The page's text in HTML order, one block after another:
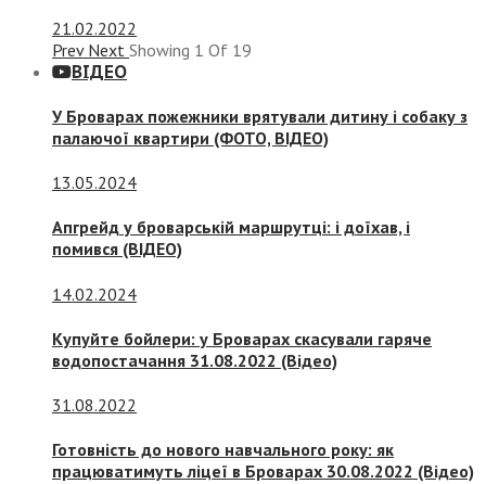
21.02.2022
Prev Next Showing 1 Of 19
ВІДЕО
У Броварах пожежники врятували дитину і собаку з
палаючої квартири (ФОТО, ВІДЕО)
13.05.2024
Апгрейд у броварській маршрутці: і доїхав, і
помився (ВІДЕО)
14.02.2024
Купуйте бойлери: у Броварах скасували гаряче
водопостачання 31.08.2022 (Відео)
31.08.2022
Готовність до нового навчального року: як
працюватимуть ліцеї в Броварах 30.08.2022 (Відео)